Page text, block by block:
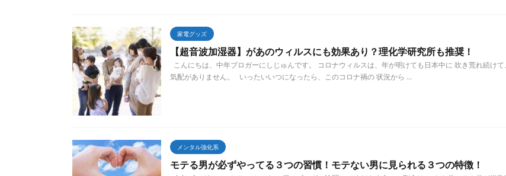
家電グッズ
【超音波加湿器】があのウィルスにも効果あり？理化学研究所も推奨！
こんにちは、中年ブロガーにしじゅんです。 コロナウィルスは、年が明けても日本中に 吹き荒れ続けて
気配がありません。 いったいいつになったら、このコロナ禍の 状況から ...
メンタル強化系
モテる男が必ずやってる３つの習慣！モテない男に見られる３つの特徴！